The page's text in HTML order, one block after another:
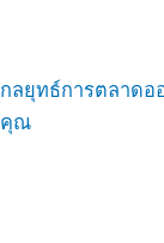
กลยุทธ์การตลาดอ
คุณ